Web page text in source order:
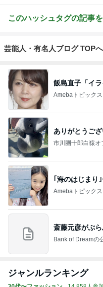
このハッシュタグの記事
芸能人・有名人ブログ TOPへ
飯島直子「イ
Amebaトピックス
ありがとうご
市川團十郎白猿オ
｢海のはじまり
Amebaトピックス
斎藤元彦がぶ
Bank of Dreamの
ジャンルランキング